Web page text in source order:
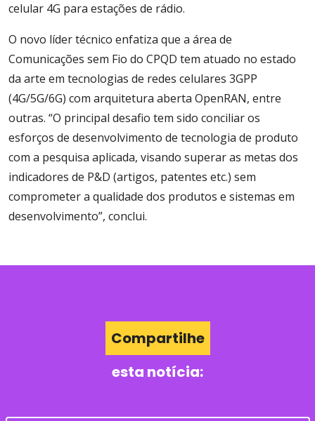
celular 4G para estações de rádio.
O novo líder técnico enfatiza que a área de
Comunicações sem Fio do CPQD tem atuado no estado
da arte em tecnologias de redes celulares 3GPP
(4G/5G/6G) com arquitetura aberta OpenRAN, entre
outras. “O principal desafio tem sido conciliar os
esforços de desenvolvimento de tecnologia de produto
com a pesquisa aplicada, visando superar as metas dos
indicadores de P&D (artigos, patentes etc.) sem
comprometer a qualidade dos produtos e sistemas em
desenvolvimento”, conclui.
Compartilhe
esta notícia: